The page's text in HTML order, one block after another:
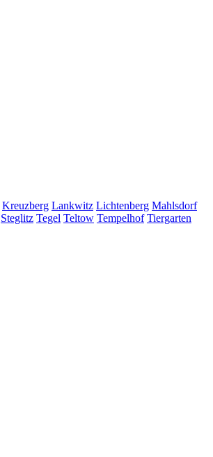
Kreuzberg Lankwitz Lichtenberg Mahlsdorf
Steglitz Tegel Teltow Tempelhof Tiergarten